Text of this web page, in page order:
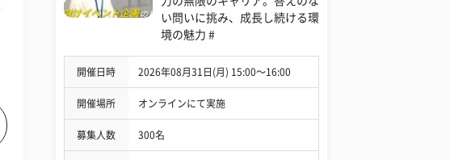
い問いに挑み、成長し続ける環
境の魅力 #
開催日時 2026年08月31日(月) 15:00〜16:00
開催場所 オンラインにて実施
募集人数 300名